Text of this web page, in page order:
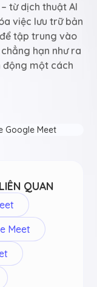
từ dịch thuật AI
việc lưu trữ bản
tập trung vào
hạn như ra
động một cách
QUAN
Meet